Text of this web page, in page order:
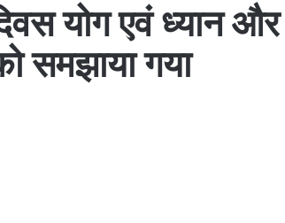
योग एवं ध्यान और
समझाया गया